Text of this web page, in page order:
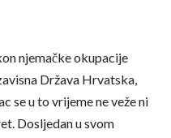
njemačke okupacije
Država Hrvatska,
se u to vrijeme ne veže ni
Dosljedan u svom